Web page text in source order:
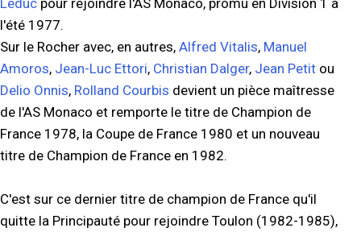
Leduc pour rejoindre l'AS Monaco, promu en Division 1 à
l'été 1977.
Sur le Rocher avec, en autres, Alfred Vitalis, Manuel
Amoros, Jean-Luc Ettori, Christian Dalger, Jean Petit ou
Delio Onnis, Rolland Courbis devient un pièce maîtresse
de l'AS Monaco et remporte le titre de Champion de
France 1978, la Coupe de France 1980 et un nouveau
titre de Champion de France en 1982.
C'est sur ce dernier titre de champion de France qu'il
quitte la Principauté pour rejoindre Toulon (1982-1985),